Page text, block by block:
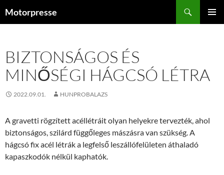
Motorpresse
BIZTONSÁGOS ÉS
MINŐSÉGI HÁGCSÓ LÉTRA
2022.09.01. HUNPROBALAZS
A gravetti rögzített acéllétráit olyan helyekre tervezték, ahol
biztonságos, szilárd függőleges mászásra van szükség. A
hágcsó fix acél létrák a legfelső leszállófelületen áthaladó
kapaszkodók nélkül kaphatók.